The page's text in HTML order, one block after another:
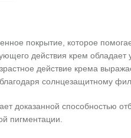
покрытие, которое
действия крем
действие крема
солнцезащитному
доказанной способностью
пигментации.